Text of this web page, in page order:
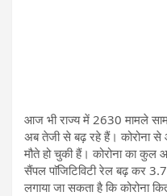
आज भी राज्य में 2630 मामले
अब तेजी से बढ़ रहे हैं। कोरोना
मौते हो चुकी हैं। कोरोना का
सैंपल पाॅजिटिविटी रेल बढ़ कर
लगाया जा सकता है कि कोरोना